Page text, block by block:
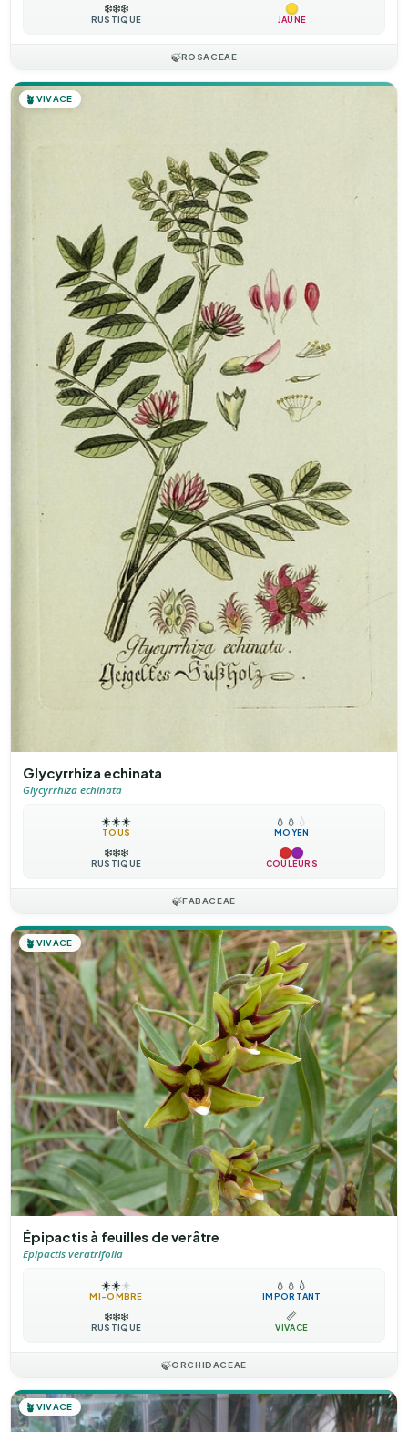
❄️❄️❄️
RUSTIQUE JAUNE
🍃ROSACEAE
🪴 VIVACE
Glycyrrhiza echinata
Glycyrrhiza echinata
☀️☀️☀️
TOUS
💧 💧 💧
MOYEN
❄️❄️❄️
RUSTIQUE COULEURS
🍃FABACEAE
🪴 VIVACE
Épipactis à feuilles de verâtre
Epipactis veratrifolia
☀️☀️☀️
MI-OMBRE
💧 💧 💧
IMPORTANT
❄️❄️❄️
RUSTIQUE
📏
VIVACE
🍃ORCHIDACEAE
🪴 VIVACE